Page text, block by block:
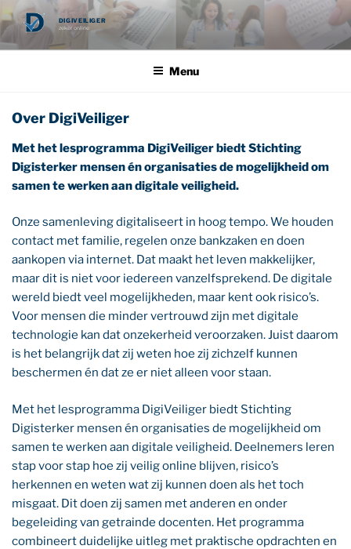
Ga
naar
de
DIGIVEILIGER
zeker online
Menu
Over DigiVeiliger
Met het lesprogramma DigiVeiliger biedt Stichting
Digisterker mensen én organisaties de mogelijkheid om
samen te werken aan digitale veiligheid.
Onze samenleving digitaliseert in hoog tempo. We houden
contact met familie, regelen onze bankzaken en doen
aankopen via internet. Dat maakt het leven makkelijker,
maar dit is niet voor iedereen vanzelfsprekend. De digitale
wereld biedt veel mogelijkheden, maar kent ook risico’s.
Voor mensen die minder vertrouwd zijn met digitale
technologie kan dat onzekerheid veroorzaken. Juist daarom
is het belangrijk dat zij weten hoe zij zichzelf kunnen
beschermen én dat ze er niet alleen voor staan.
Met het lesprogramma DigiVeiliger biedt Stichting
Digisterker mensen én organisaties de mogelijkheid om
samen te werken aan digitale veiligheid. Deelnemers leren
stap voor stap hoe zij veilig online blijven, risico’s
herkennen en weten wat zij kunnen doen als het toch
misgaat. Dit doen zij samen met anderen en onder
begeleiding van getrainde docenten. Het programma
combineert duidelijke uitleg met praktische opdrachten en